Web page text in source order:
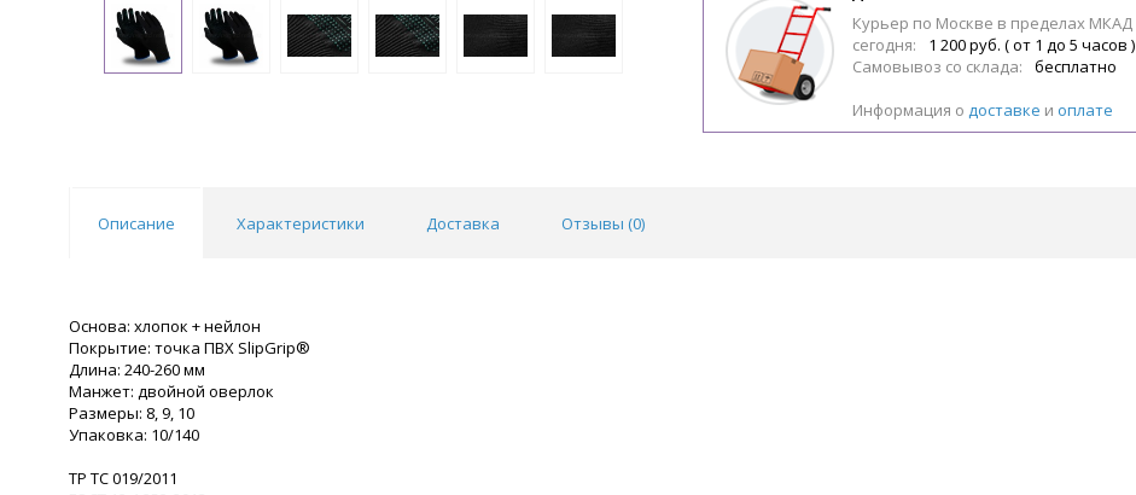
Курьер по Москве в пределах МКАД
сегодня:
1 200 руб. ( от 1 до 5 часов )
Самовывоз со склада:
бесплатно
Информация о доставке и оплате
Описание Характеристики Доставка Отзывы (0)
Основа: хлопок + нейлон
Покрытие: точка ПВХ SlipGrip®
Длина: 240-260 мм
Манжет: двойной оверлок
Размеры: 8, 9, 10
Упаковка: 10/140
ТР ТС 019/2011